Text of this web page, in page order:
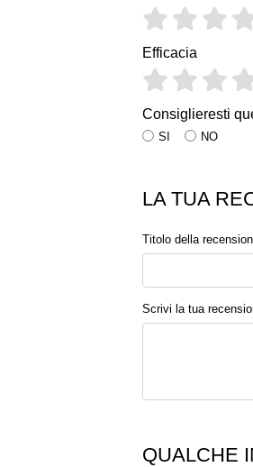
Efficacia
Consiglieresti
SI NO
LA TUA
Titolo della
Scrivi la tua
QUALCHE